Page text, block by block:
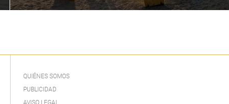
QUIÉNES SOMOS
PUBLICIDAD
AVISO LEGAL